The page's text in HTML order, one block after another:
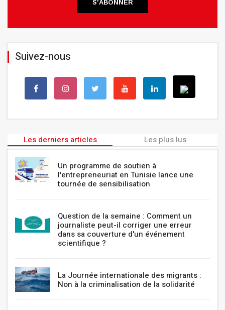
S'ABONNER
Suivez-nous
Les derniers articles Les plus lus
Un programme de soutien à
l'entrepreneuriat en Tunisie lance une
tournée de sensibilisation
Question de la semaine : Comment un
journaliste peut-il corriger une erreur
dans sa couverture d'un événement
scientifique ?
La Journée internationale des migrants :
Non à la criminalisation de la solidarité